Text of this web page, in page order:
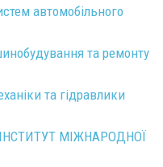
автомобільного
та ремонту
та гідравлики
МІЖНАРОДНОЇ